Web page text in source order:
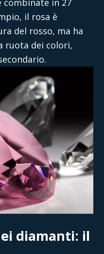
il rosa è
del rosso, ma ha
ruota dei colori,
diamanti: il